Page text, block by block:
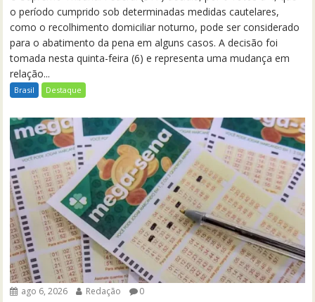
o período cumprido sob determinadas medidas cautelares,
como o recolhimento domiciliar noturno, pode ser considerado
para o abatimento da pena em alguns casos. A decisão foi
tomada nesta quinta-feira (6) e representa uma mudança em
relação...
Brasil Destaque
ago 6, 2026 Redação 0